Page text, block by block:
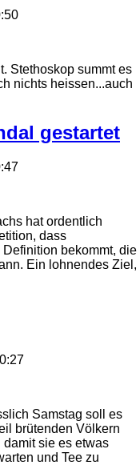
Stethoskop summt es
nichts heissen...auch
gestartet
hat ordentlich
dass
bekommt, die
Ein lohnendes Ziel,
Samstag soll es
brütenden Völkern
damit sie es etwas
und Tee zu